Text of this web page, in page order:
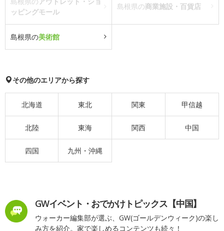
ッピングモール
島根県の商業施設・百貨店
島根県の美術館
その他のエリアから探す
北海道 東北 関東 甲信越
北陸 東海 関西 中国
四国 九州・沖縄
GWイベント・おでかけトピックス【中国】
ウォーカー編集部が選ぶ、GW(ゴールデンウィーク)の楽し
み方を紹介。家で楽しめるコンテンツも続々！